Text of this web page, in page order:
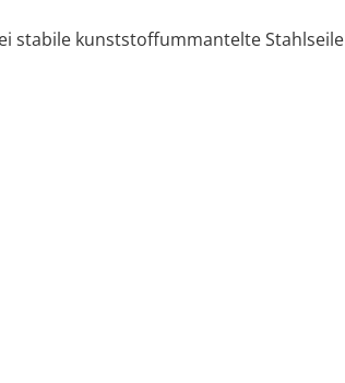
stabile kunststoffummantelte Stahlseile